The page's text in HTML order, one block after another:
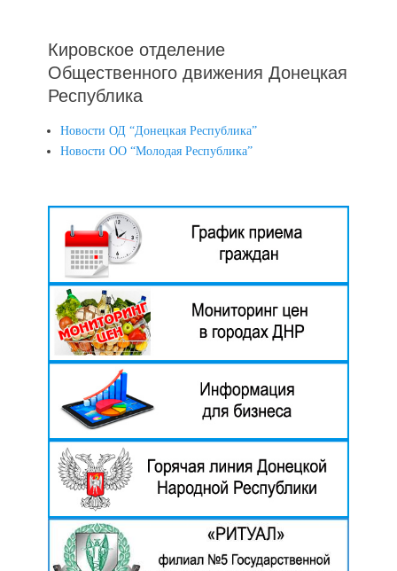
Кировское отделение
Общественного движения Донецкая
Республика
Новости ОД “Донецкая Республика”
Новости ОО “Молодая Республика”